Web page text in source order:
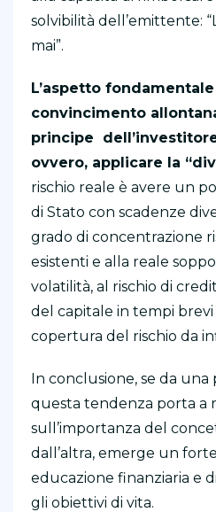
solvibilità dell’emittente:
mai”.
L’aspetto
convincimento
principe
ovvero, applicare la
rischio reale è avere un
di Stato con scadenze
grado di concentrazione
esistenti e alla reale
volatilità, al rischio di
del capitale in tempi
copertura del rischio da
In conclusione, se da
questa tendenza porta a
sull’importanza del
dall’altra, emerge un
educazione finanziaria e
gli obiettivi di vita.